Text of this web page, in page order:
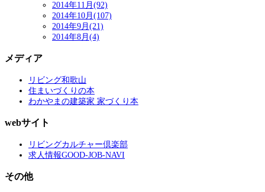
2014年11月(92)
2014年10月(107)
2014年9月(21)
2014年8月(4)
メディア
リビング和歌山
住まいづくりの本
わかやまの建築家 家づくり本
webサイト
リビングカルチャー倶楽部
求人情報GOOD-JOB-NAVI
その他